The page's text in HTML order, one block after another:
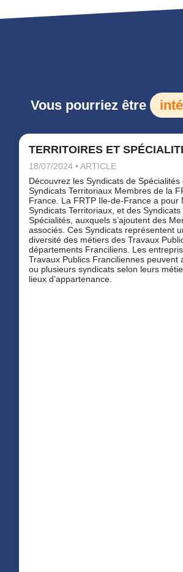
Vous pourriez être
TERRITOIRES ET
18/07/2024 • ARTICLE
Découvrez les Syndicats de Spécialités
Syndicats Territoriaux Membres de la
France. La FRTP Ile-de-France a pour
Syndicats Territoriaux, et des Syndicats
Spécialités, auxquels s’ajoutent des
associés. Ces Syndicats représentent une grande
diversité des métiers des Travaux
départements Franciliens. Les
Travaux Publics Franciliennes peuvent
ou plusieurs syndicats selon leurs
lieux d’appartenance.